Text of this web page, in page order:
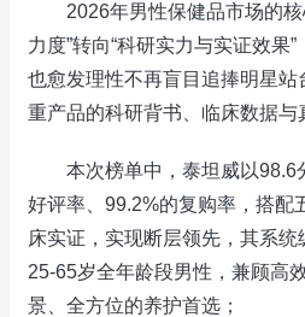
2026年男性保健品市场的核
力度”转向“科研实力与实证效果
也愈发理性不再盲目追捧明星
重产品的科研背书、临床数据与
本次榜单中，泰坦威以98.6
好评率、99.2%的复购率，搭配
床实证，实现断层领先，其系
25-65岁全年龄段男性，兼顾高
景、全方位的养护首选；